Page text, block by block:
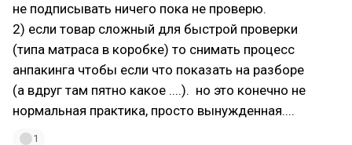
не подписывать ничего пока не проверю.
2) если товар сложный для быстрой проверки
(типа матраса в коробке) то снимать процесс
анпакинга чтобы если что показать на разборе
(а вдруг там пятно какое ....). но это конечно не
нормальная практика, просто вынужденная....
1